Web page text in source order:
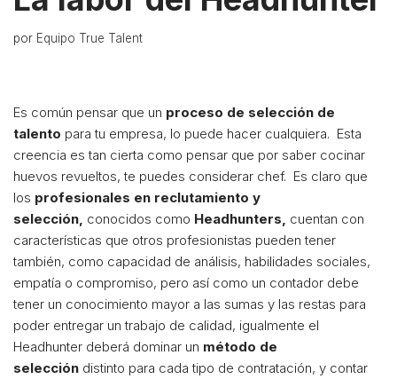
por Equipo True Talent
Es común pensar que un proceso de selección de
talento para tu empresa, lo puede hacer cualquiera. Esta
creencia es tan cierta como pensar que por saber cocinar
huevos revueltos, te puedes considerar chef. Es claro que
los profesionales en reclutamiento y
selección, conocidos como Headhunters, cuentan con
características que otros profesionistas pueden tener
también, como capacidad de análisis, habilidades sociales,
empatía o compromiso, pero así como un contador debe
tener un conocimiento mayor a las sumas y las restas para
poder entregar un trabajo de calidad, igualmente el
Headhunter deberá dominar un método de
selección distinto para cada tipo de contratación, y contar